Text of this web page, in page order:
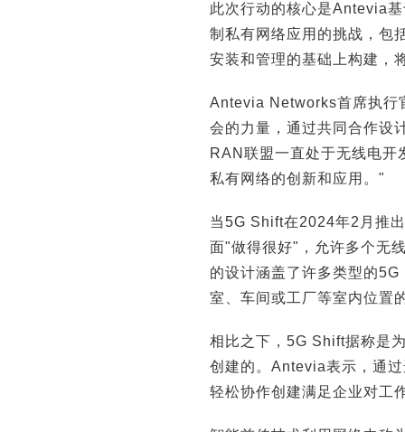
此次行动的核心是Antevia
制私有网络应用的挑战，包
安装和管理的基础上构建，
Antevia Networks首席执行
会的力量，通过共同合作设
RAN联盟一直处于无线电开
私有网络的创新和应用。"
当5G Shift在2024年2月推
面"做得很好"，允许多个无
的设计涵盖了许多类型的
室、车间或工厂等室内位置
相比之下，5G Shift据称是
创建的。Antevia表示，通
轻松协作创建满足企业对工